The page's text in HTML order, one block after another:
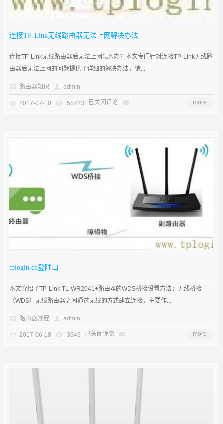
连接TP-Link无线路由器无法上网解决办法
连接TP-Link无线路由器后无法上网怎么办？本文专门针对连接TP-Link无线路
由器后无法上网的问题提供了详细的解决办法，请...
路由器知识 admin
2017-07-10 55723 已关闭评论 more
tplogin.cn登陆口
本文介绍了TP-Link TL-WR2041+路由器的WDS桥接设置方法；无线桥接
（WDS）无线路由器之间通过无线的方式建立连接，主要作...
路由器教程 admin
2017-06-18 3349 已关闭评论 more